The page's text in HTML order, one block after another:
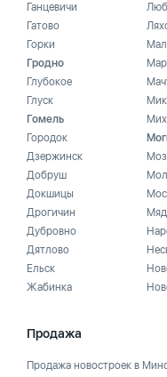
Ганцевичи
Гатово
Горки
Гродно
Глубокое
Глуск
Гомель
Городок
Дзержинск
Добруш
Докшицы
Дрогичин
Дубровно
Дятлово
Ельск
Жабинка
Продажа
Продажа новостроек в